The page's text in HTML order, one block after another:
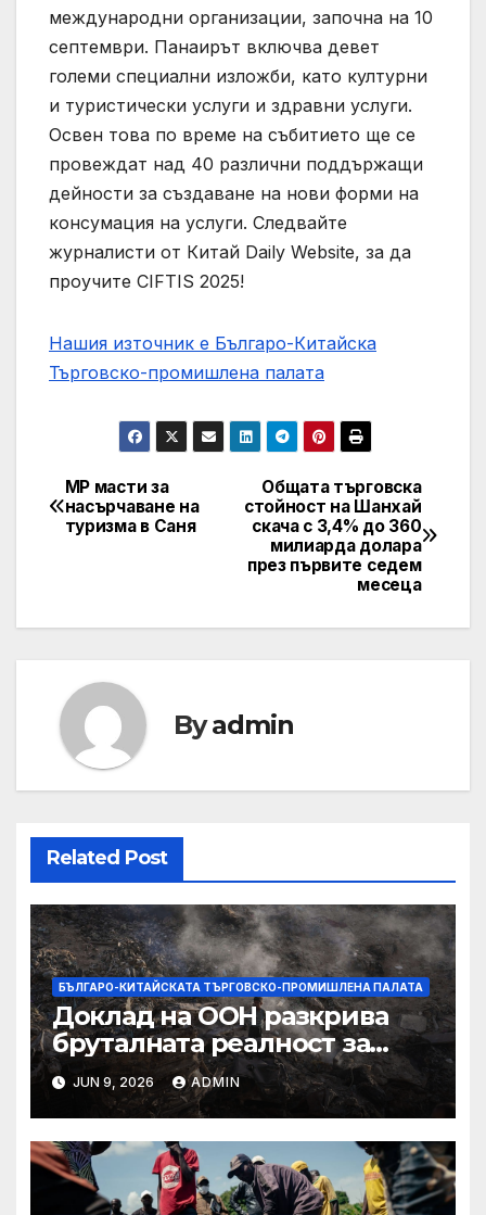
международни организации, започна на 10
септември. Панаирът включва девет
големи специални изложби, като културни
и туристически услуги и здравни услуги.
Освен това по време на събитието ще се
провеждат над 40 различни поддържащи
дейности за създаване на нови форми на
консумация на услуги. Следвайте
журналисти от Китай Daily Website, за да
проучите CIFTIS 2025!
Нашия източник е Българо-Китайска
Търговско-промишлена палaта
Post
navigation
Общата търговска
стойност на Шанхай
скача с 3,4% до 360
милиарда долара
през първите седем
месеца
МР масти за
насърчаване на
туризма в Саня
Byadmin
Related Post
БЪЛГАРО-КИТАЙСКАТА ТЪРГОВСКО-ПРОМИШЛЕНА ПАЛАТА
Доклад на ООН разкрива
бруталната реалност за
палестинците в Газа,
Западния бряг
JUN 9, 2026 ADMIN